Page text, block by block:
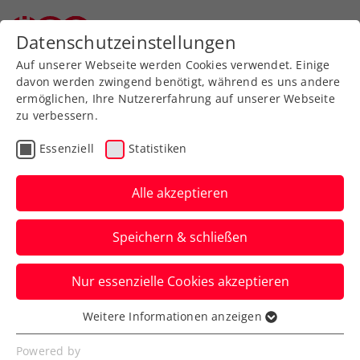
Zurück zur Newsübersicht
Turniere
US Open: Auch Nummer-
1-Team besiegt –
Schwärzler sensationell
im Doppelfinale
Der ÖTV-Youngster schlägt im Semifinale
die Nummern eins und zwei der Welt.
Verfasst von: Manuel Wachta, 09.09.2023
Datenschutzeinstellungen
Auf unserer Webseite werden Cookies verwendet. Einige
davon werden zwingend benötigt, während es uns andere
ermöglichen, Ihre Nutzererfahrung auf unserer Webseite
zu verbessern.
Essenziell Statistiken
Alle akzeptieren
Speichern & schließen
Nur essenzielle Cookies akzeptieren
Essenziell
Essenzielle Cookies werden für grundlegende
Weitere Informationen anzeigen
Powered by